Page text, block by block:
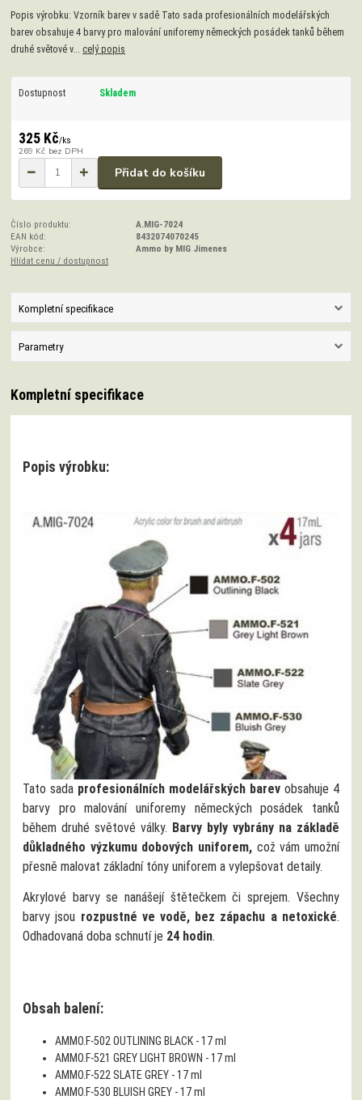
Popis výrobku: Vzorník barev v sadě Tato sada profesionálních modelářských
barev obsahuje 4 barvy pro malování uniforemy německých posádek tanků během
druhé světové v... celý popis
Dostupnost Skladem
325 Kč/ks
269 Kč bez DPH
Přidat do košíku
Číslo produktu:
A.MIG-7024
EAN kód:
8432074070245
Výrobce:
Ammo by MIG Jimenes
Hlídat cenu / dostupnost
Kompletní specifikace
Parametry
Kompletní specifikace
Popis výrobku:
Tato sada profesionálních modelářských barevobsahuje 4
barvy pro malování uniforemy německých posádek tanků
během druhé světové války. Barvy byly vybrány na základě
důkladného výzkumu dobových uniforem,což vám umožní
přesně malovat základní tóny uniforem a vylepšovat detaily.
Akrylové barvy se nanášejí štětečkem či sprejem. Všechny
barvy jsou rozpustné ve vodě, bez zápachu a netoxické.
Odhadovaná doba schnutí je 24 hodin.
Obsah balení:
AMMO.F-502 OUTLINING BLACK - 17 ml
AMMO.F-521 GREY LIGHT BROWN - 17 ml
AMMO.F-522 SLATE GREY - 17 ml
AMMO.F-530 BLUISH GREY - 17 ml